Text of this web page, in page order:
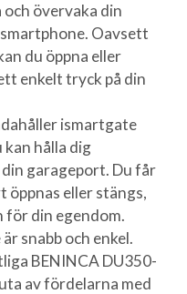
övervaka din
Oavsett
du öppna eller
enkelt tryck på din
ismartgate
hålla dig
garageport. Du får
öppnas eller stängs,
din egendom.
snabb och enkel.
BENINCA DU350-
av fördelarna med